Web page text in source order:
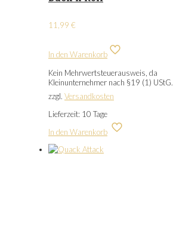
11,99 €
In den Warenkorb
Kein Mehrwertsteuerausweis, da
Kleinunternehmer nach §19 (1) UStG.
zzgl. Versandkosten
Lieferzeit: 10 Tage
In den Warenkorb